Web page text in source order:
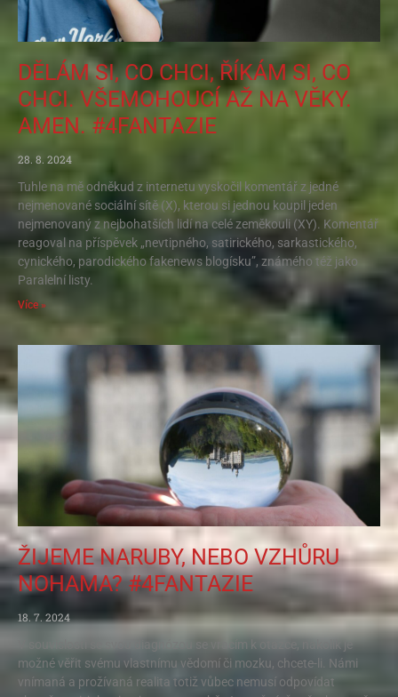
DĚLÁM SI, CO CHCI, ŘÍKÁM SI, CO
CHCI. VŠEMOHOUCÍ AŽ NA VĚKY.
AMEN. #4FANTAZIE
28. 8. 2024
Tuhle na mě odněkud z internetu vyskočil komentář z jedné
nejmenované sociální sítě (X), kterou si jednou koupil jeden
nejmenovaný z nejbohatších lidí na celé zeměkouli (XY). Komentář
reagoval na příspěvek „nevtipného, satirického, sarkastického,
cynického, parodického fakenews blogísku”, známého též jako
Paralelní listy.
Více »
ŽIJEME NARUBY, NEBO VZHŮRU
NOHAMA? #4FANTAZIE
18. 7. 2024
V souvislosti se svou diagnózou se vracím k otázce, nakolik je
možné věřit svému vlastnímu vědomí či mozku, chcete-li. Námi
vnímaná a prožívaná realita totiž vůbec nemusí odpovídat